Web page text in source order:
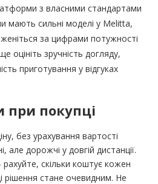
з власними стандартами
мають сильні моделі у Melitta,
за цифрами потужності
оцініть зручність догляду,
приготування у відгуках
при покупці
без урахування вартості
але дорожчі у довгій дистанції.
скільки коштує кожен
рішення стане очевидним. Не